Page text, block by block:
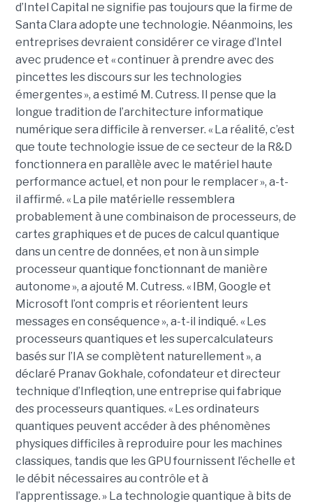
d’Intel Capital ne signifie pas toujours que la firme de
Santa Clara adopte une technologie. Néanmoins, les
entreprises devraient considérer ce virage d’Intel
avec prudence et « continuer à prendre avec des
pincettes les discours sur les technologies
émergentes », a estimé M. Cutress. Il pense que la
longue tradition de l’architecture informatique
numérique sera difficile à renverser. « La réalité, c’est
que toute technologie issue de ce secteur de la R&D
fonctionnera en parallèle avec le matériel haute
performance actuel, et non pour le remplacer », a-t-
il affirmé. « La pile matérielle ressemblera
probablement à une combinaison de processeurs, de
cartes graphiques et de puces de calcul quantique
dans un centre de données, et non à un simple
processeur quantique fonctionnant de manière
autonome », a ajouté M. Cutress. « IBM, Google et
Microsoft l’ont compris et réorientent leurs
messages en conséquence », a-t-il indiqué. « Les
processeurs quantiques et les supercalculateurs
basés sur l’IA se complètent naturellement », a
déclaré Pranav Gokhale, cofondateur et directeur
technique d’Infleqtion, une entreprise qui fabrique
des processeurs quantiques. « Les ordinateurs
quantiques peuvent accéder à des phénomènes
physiques difficiles à reproduire pour les machines
classiques, tandis que les GPU fournissent l’échelle et
le débit nécessaires au contrôle et à
l’apprentissage. » La technologie quantique à bits de